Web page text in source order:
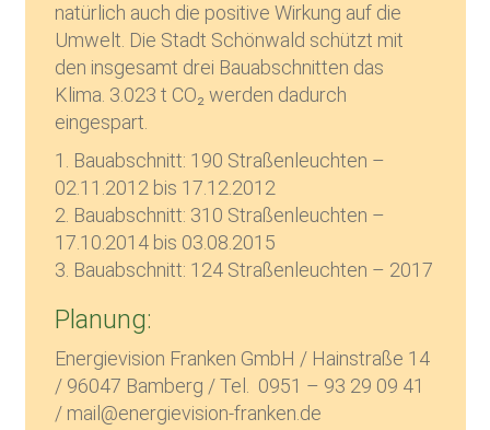
natürlich auch die positive Wirkung auf die
Umwelt. Die Stadt Schönwald schützt mit
den insgesamt drei Bauabschnitten das
Klima. 3.023 t CO₂ werden dadurch
eingespart.
1. Bauabschnitt: 190 Straßenleuchten –
02.11.2012 bis 17.12.2012
2. Bauabschnitt: 310 Straßenleuchten –
17.10.2014 bis 03.08.2015
3. Bauabschnitt: 124 Straßenleuchten – 2017
Planung:
Energievision Franken GmbH / Hainstraße 14
/ 96047 Bamberg / Tel. 0951 – 93 29 09 41
/ mail@energievision-franken.de